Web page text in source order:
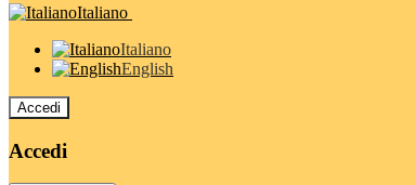
Italiano
Italiano
English
Accedi
Accedi